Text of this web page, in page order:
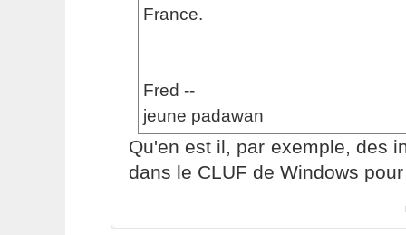
France.
Fred --
jeune padawan
Qu'en est il, par exemple, des
dans le CLUF de Windows